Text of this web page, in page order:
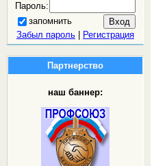
Пароль:
запомнить
Забыл пароль| Регистрация
Партнерство
наш баннер: